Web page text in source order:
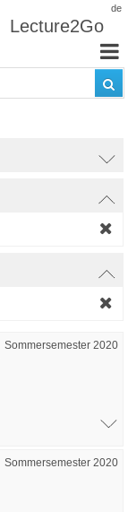
de
Lecture2Go
Sommersemester 2020
Sommersemester 2020